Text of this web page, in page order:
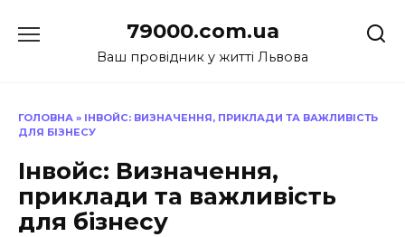
до
79000.com.ua
Ваш провідник у житті Львова
ГОЛОВНА » ІНВОЙС: ВИЗНАЧЕННЯ, ПРИКЛАДИ ТА ВАЖЛИВІСТЬ
ДЛЯ БІЗНЕСУ
Інвойс: Визначення,
приклади та важливість
для бізнесу